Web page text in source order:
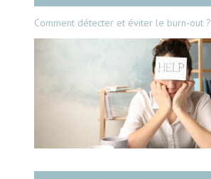
Comment détecter et éviter le burn-out ?